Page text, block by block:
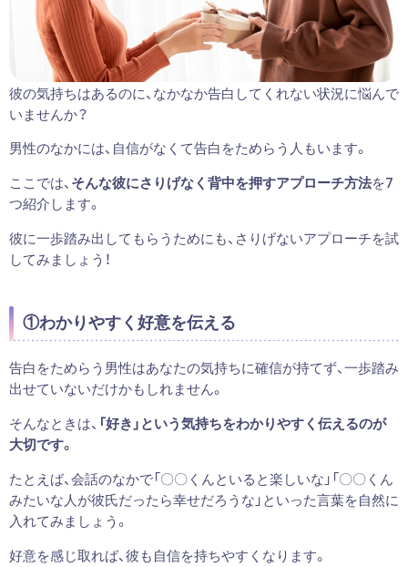
彼の気持ちはあるのに、なかなか告白してくれない状況に悩んで
いませんか？
男性のなかには、自信がなくて告白をためらう人もいます。
ここでは、そんな彼にさりげなく背中を押すアプローチ方法を7
つ紹介します。
彼に一歩踏み出してもらうためにも、さりげないアプローチを試
してみましょう！
①わかりやすく好意を伝える
告白をためらう男性はあなたの気持ちに確信が持てず、一歩踏み
出せていないだけかもしれません。
そんなときは、 「好き」という気持ちをわかりやすく伝えるのが
大切です。
たとえば、会話のなかで「〇〇くんといると楽しいな」「〇〇くん
みたいな人が彼氏だったら幸せだろうな」といった言葉を自然に
入れてみましょう。
好意を感じ取れば、彼も自信を持ちやすくなります。